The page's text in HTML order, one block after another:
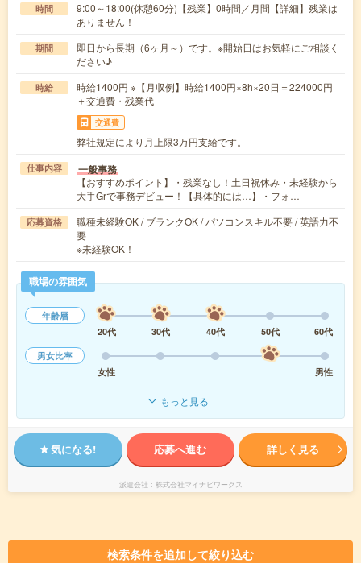
時間
9:00～18:00(休憩60分)【残業】0時間／月間【詳細】残業は
ありません！
期間
即日から長期（6ヶ月～）です。※開始日はお気軽にご相談く
ださい♪
時給
時給1400円 ※【月収例】時給1400円×8h×20日＝224000円
＋交通費・残業代
交通費
弊社規定により月上限3万円支給です。
仕事内容 一般事務
【おすすめポイント】・残業なし！土日祝休み・未経験から
大手Grで事務デビュー！【具体的には…】・フォ…
応募資格
職種未経験OK / ブランクOK / パソコンスキル不要 / 英語力不
要
※未経験OK！
職場の雰囲気
年齢層
20代
30代 40代 50代
60代
男女比率
女性
男性
もっと見る
気になる! 応募へ進む 詳しく見る
派遣会社 株式会社マイナビワークス
検索条件を追加して絞り込む